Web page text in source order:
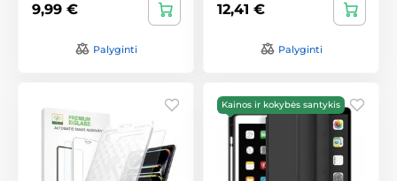
9,99 €
Palyginti
12,41 €
Palyginti
Kainos ir kokybės santykis